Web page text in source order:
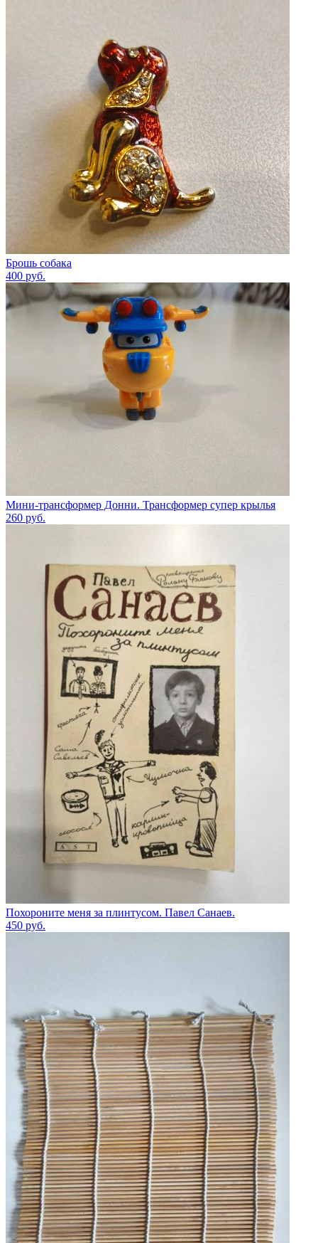
Брошь собака
400 руб.
Мини-трансформер Донни. Трансформер супер крылья
260 руб.
Похороните меня за плинтусом. Павел Санаев.
450 руб.